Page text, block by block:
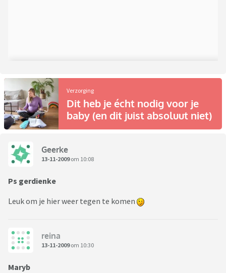
Verzorging
Dit heb je écht nodig voor je
baby (en dit juist absoluut niet)
Geerke
13-11-2009om 10:08
Ps gerdienke
Leuk om je hier weer tegen te komen
reina
13-11-2009om 10:30
Maryb